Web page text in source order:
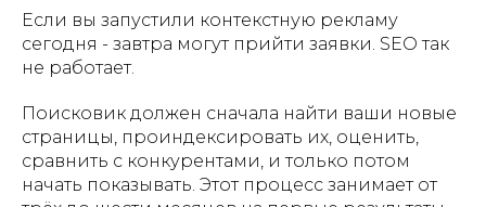
Если вы запустили контекстную рекламу
сегодня - завтра могут прийти заявки. SEO так
не работает.
Поисковик должен сначала найти ваши новые
страницы, проиндексировать их, оценить,
сравнить с конкурентами, и только потом
начать показывать. Этот процесс занимает от